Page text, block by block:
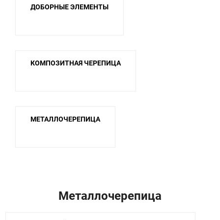
ДОБОРНЫЕ ЭЛЕМЕНТЫ
КОМПОЗИТНАЯ ЧЕРЕПИЦА
МЕТАЛЛОЧЕРЕПИЦА
Металлочерепица